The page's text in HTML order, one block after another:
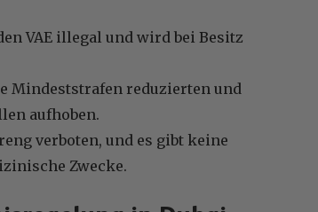
VAE illegal und wird bei Besitz
Mindeststrafen reduzierten und
aufhoben.
verboten, und es gibt keine
Zwecke.